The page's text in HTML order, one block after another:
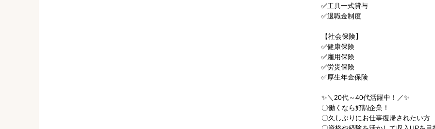
✅工具一式貸与
✅退職金制度
【社会保険】
✅健康保険
✅雇用保険
✅労災保険
✅厚生年金保険
✨＼20代～40代活躍中！／✨
〇働くなら好調企業！
〇久しぶりにお仕事復帰されたい方